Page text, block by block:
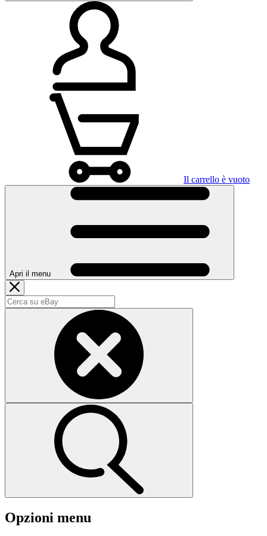
Il carrello è vuoto
Apri il menu
Opzioni menu